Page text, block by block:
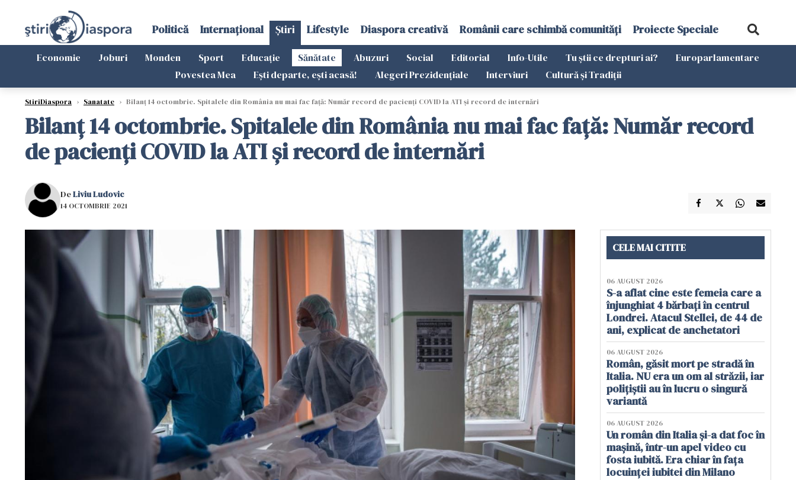
Politică Internațional Știri Lifestyle Diaspora creativă Românii care schimbă comunități Proiecte Speciale
Economie Joburi Monden Sport Educație Sănătate Abuzuri Social Editorial Info-Utile Tu știi ce drepturi ai?
Europarlamentare
Povestea Mea
Ești departe, ești acasă! Alegeri Prezidențiale Interviuri Cultură și Tradiții
StiriDiaspora › Sanatate › Bilanț 14 octombrie. Spitalele din România nu mai fac față: Număr record de pacienţi COVID la ATI și record de internări
Bilanț 14 octombrie. Spitalele din România nu mai fac față: Număr record
de pacienţi COVID la ATI și record de internări
DeLiviu Ludovic
14 OCTOMBRIE 2021
CELE MAI CITITE
06 AUGUST 2026
S-a aflat cine este femeia care a
înjunghiat 4 bărbați în centrul
Londrei. Atacul Stellei, de 44 de
ani, explicat de anchetatori
06 AUGUST 2026
Român, găsit mort pe stradă în
Italia. NU era un om al străzii, iar
polițiștii au în lucru o singură
variantă
06 AUGUST 2026
Un român din Italia și-a dat foc în
mașină, într-un apel video cu
fosta iubită. Era chiar în fața
locuinței iubitei din Milano